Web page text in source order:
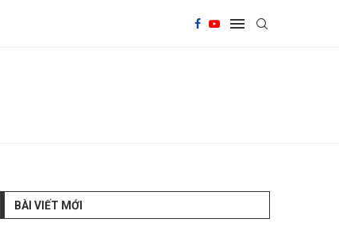
BÀI VIẾT MỚI